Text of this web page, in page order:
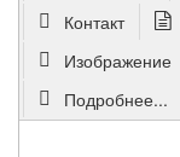
Контакт
Изображение
Подробнее...